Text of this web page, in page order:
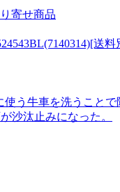
寄せ商品
送
う牛車を洗うことで
沙汰止みになった。